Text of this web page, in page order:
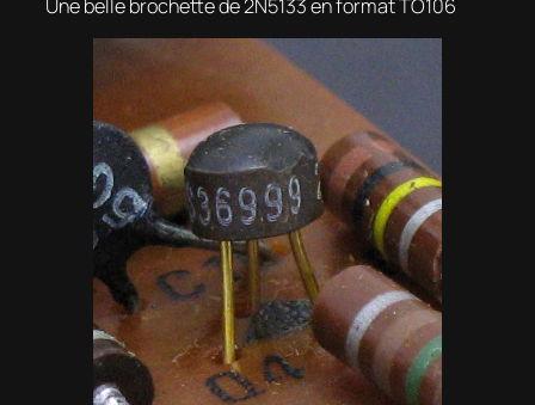
Une belle brochette de 2N5133 en format TO106